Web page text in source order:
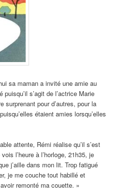
sa maman a invité une amie au
s’agit de l’actrice Marie
surprenant pour d’autres, pour la
étaient amies lorsqu’elles
attente, Rémi réalise qu’il s’est
l’heure à l’horloge, 21h35, je
j’aille dans mon lit. Trop fatigué
je me couche tout habillé et
remonté ma couette. »